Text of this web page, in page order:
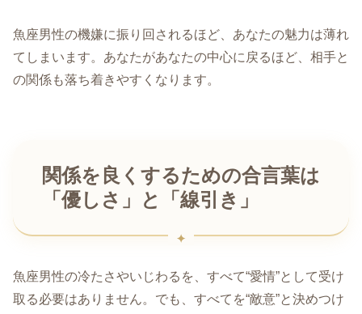
魚座男性の機嫌に振り回されるほど、あなたの魅力は薄れ
てしまいます。あなたがあなたの中心に戻るほど、相手と
の関係も落ち着きやすくなります。
関係を良くするための合言葉は
「優しさ」と「線引き」
魚座男性の冷たさやいじわるを、すべて“愛情”として受け
取る必要はありません。でも、すべてを“敵意”と決めつけ